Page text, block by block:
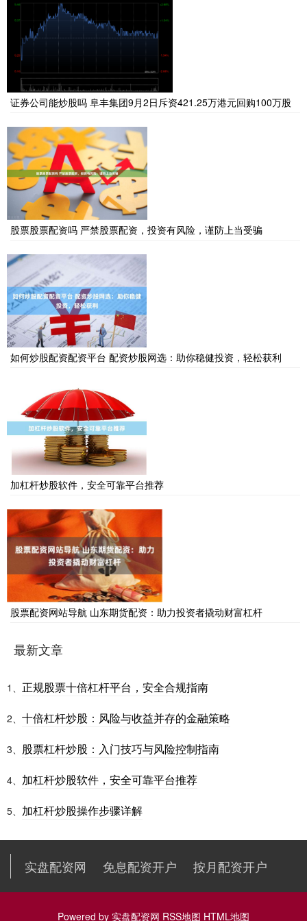
证券公司能炒股吗 阜丰集团9月2日斥资421.25万港元回购100万股
股票股票配资吗 严禁股票配资，投资有风险，谨防上当受骗
如何炒股配资配资平台 配资炒股网选：助你稳健投资，轻松获利
加杠杆炒股软件，安全可靠平台推荐
股票配资网站导航 山东期货配资：助力投资者撬动财富杠杆
最新文章
1、 正规股票十倍杠杆平台，安全合规指南
2、 十倍杠杆炒股：风险与收益并存的金融策略
3、 股票杠杆炒股：入门技巧与风险控制指南
4、 加杠杆炒股软件，安全可靠平台推荐
5、 加杠杆炒股操作步骤详解
实盘配资网 免息配资开户 按月配资开户
Powered by 实盘配资网 RSS地图 HTML地图